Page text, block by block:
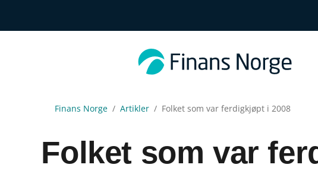
Finans Norge Artikler Folket som var ferdigkjøpt i 2008
Folket som var